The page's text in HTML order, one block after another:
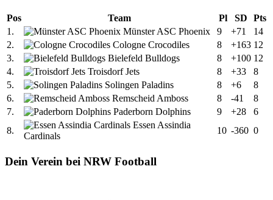
Pos Team Pl SD
Pts
1.
Münster ASC Phoenix 9 +71
14
2.
Cologne Crocodiles 8 +163 12
3.
Bielefeld Bulldogs 8 +100 12
4.
Troisdorf Jets 8 +33
8
5.
Solingen Paladins 8 +6
8
6.
Remscheid Amboss 8 -41
8
7.
Paderborn Dolphins 9 +28
6
8.
Essen Assindia
Cardinals
10 -360 0
Dein Verein bei NRW Football